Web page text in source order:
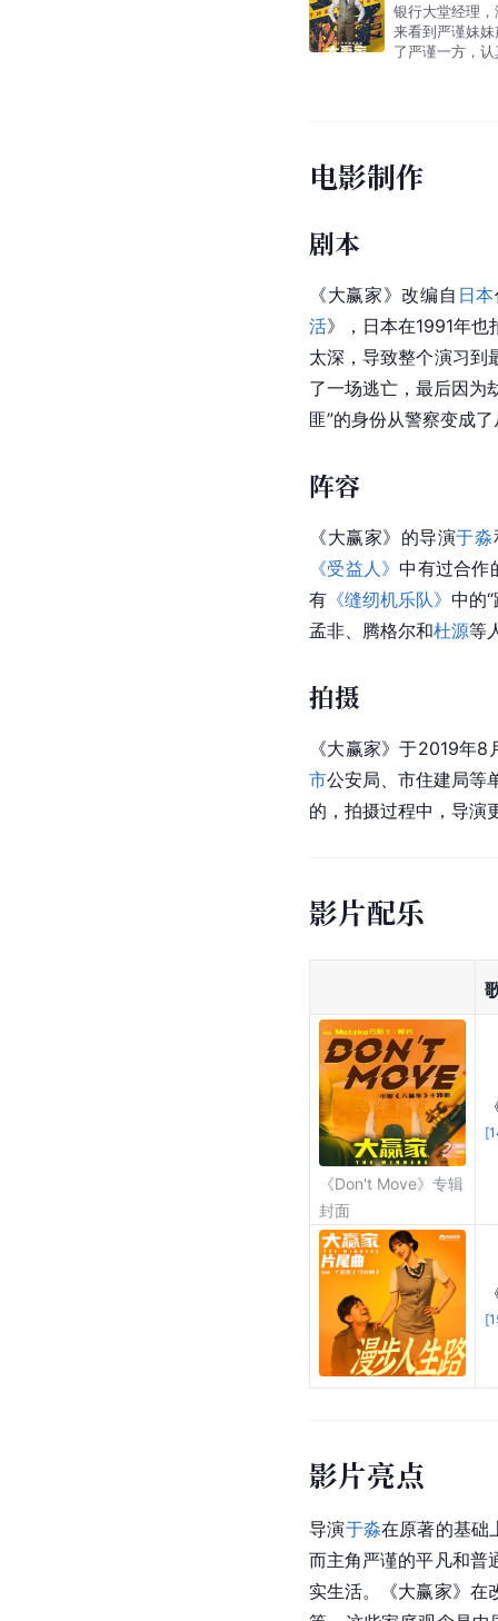
银行大堂经理
来看到严谨妹
了严谨一方，
电影制作
剧本
《大赢家》改编自 日本
活》，日本在1991年
太深，导致整个演习到
了一场逃亡，最后因为
匪”的身份从警察变成
阵容
《大赢家》的导演于淼
《受益人》中有过合作
有 《缝纫机乐队》 中的
孟非
腾格尔和杜源等
拍摄
《大赢家》于2019年
市公安局、市住建局等
的，拍摄过程中，导演
影片配乐
《Don't Move》专辑
封面
[
[
影片亮点
导演于淼在原著的基础
而主角严谨的平凡和普
实生活。《大赢家》在